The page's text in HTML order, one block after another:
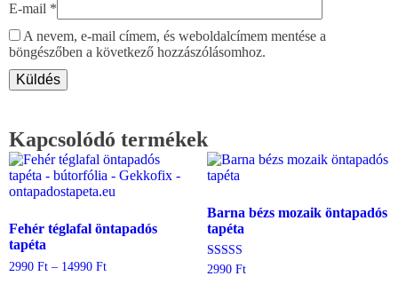
E-mail *
A nevem, e-mail címem, és weboldalcímem mentése a
böngészőben a következő hozzászólásomhoz.
Kapcsolódó termékek
Fehér téglafal öntapadós
tapéta
2990 Ft – 14990 FtÁrtartomány:
Barna bézs mozaik öntapadós
tapéta
Értékelés:
2990 Ft